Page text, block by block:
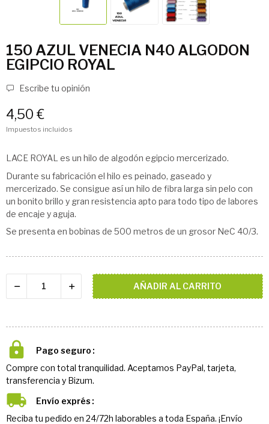
150 AZUL VENECIA N40 ALGODON
EGIPCIO ROYAL
Escribe tu opinión
4,50 €
Impuestos incluidos
LACE ROYAL es un hilo de algodón egipcio mercerizado.
Durante su fabricación el hilo es peinado, gaseado y
mercerizado. Se consigue así un hilo de fibra larga sin pelo con
un bonito brillo y gran resistencia apto para todo tipo de labores
de encaje y aguja.
Se presenta en bobinas de 500 metros de un grosor NeC 40/3.
AÑADIR AL CARRITO
Pago seguro
Compre con total tranquilidad. Aceptamos PayPal, tarjeta,
transferencia y Bizum.
Envío exprés
Reciba tu pedido en 24/72h laborables a toda España. ¡Envío